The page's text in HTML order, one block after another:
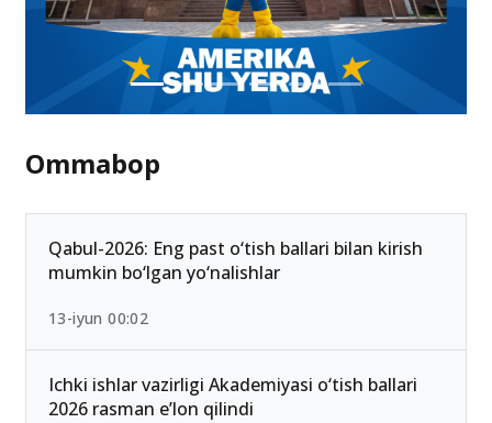
Ommabop
Qabul-2026: Eng past o‘tish ballari bilan kirish
mumkin bo‘lgan yo‘nalishlar
13-iyun 00:02
Ichki ishlar vazirligi Akademiyasi o‘tish ballari
2026 rasman e’lon qilindi